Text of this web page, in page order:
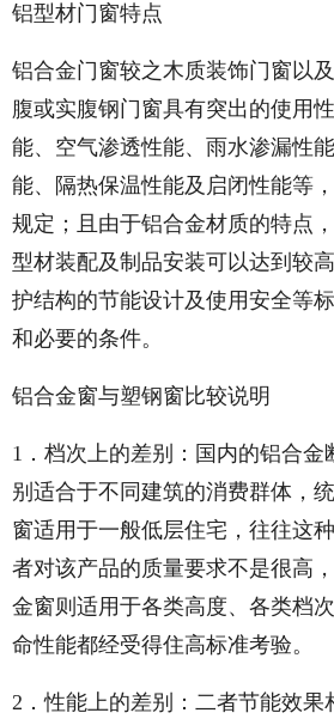
铝型材门窗特点
铝合金门窗较之木质装饰门窗以
腹或实腹钢门窗具有突出的使用
能、空气渗透性能、雨水渗漏性
能、隔热保温性能及启闭性能等
规定；且由于铝合金材质的特点
型材装配及制品安装可以达到较
护结构的节能设计及使用安全等
和必要的条件。
铝合金窗与塑钢窗比较说明
1．档次上的差别：国内的铝合金
别适合于不同建筑的消费群体，
窗适用于一般低层住宅，往往这
者对该产品的质量要求不是很高
金窗则适用于各类高度、各类档
命性能都经受得住高标准考验。
2．性能上的差别：二者节能效果